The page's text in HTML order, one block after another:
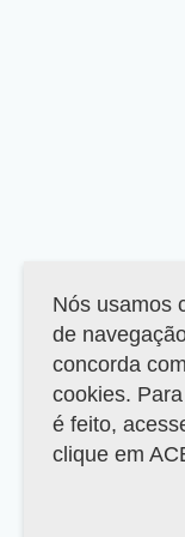
Nós usamos
de
concorda
cookies.
é feito,
clique em